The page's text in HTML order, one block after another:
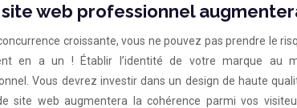
site web professionnel
croissante, vous ne pouvez pas prendre le
en a un ! Établir l’identité de votre marque au
Vous devrez investir dans un design de haute
site web augmentera la cohérence parmi vos